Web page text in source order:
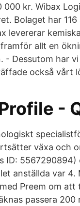
000 kr. Wibax
Bolaget har
levererar
allt en
- Dessutom har
också vårt
-
växa och
ID:
anställda var
Preem om
passera